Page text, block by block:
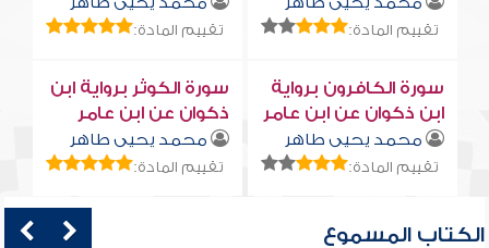
تقييم المادة: تقييم المادة:
سورة الكافرون برواية
ابن ذكوان عن ابن عامر
محمد يحيى طاهر
تقييم المادة:
سورة الكوثر برواية ابن
ذكوان عن ابن عامر
محمد يحيى طاهر
تقييم المادة:
الكتاب المسموع